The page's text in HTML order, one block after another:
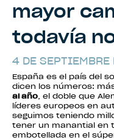
mayor
todavía
4 DE
España es el país del
dicen los números:
al año, el doble que
líderes europeos en
seguimos teniendo
tener un manantial en
embotellada en el